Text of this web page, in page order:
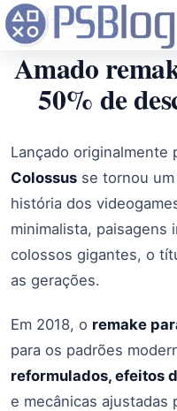
Amado
50% de
Lançado originalmente
Colossus se tornou
história dos
minimalista, paisagens
colossos gigantes, o
as gerações.
Em 2018, o remake
para os padrões
reformulados, efeitos
e mecânicas ajustadas